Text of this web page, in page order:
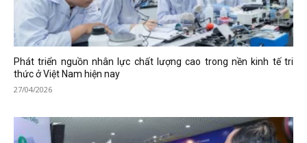
Phát triển nguồn nhân lực chất lượng cao trong nền kinh tế tri
thức ở Việt Nam hiện nay
27/04/2026